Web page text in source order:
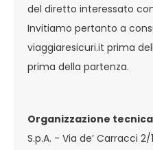
del diretto interessato
Invitiamo pertanto a
viaggiaresicuri.it prima
prima della partenza.
Organizzazione tecnica
S.p.A. - Via de’ Carracci